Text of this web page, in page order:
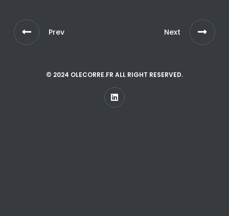
Prev Next
© 2024 OLECORRE.FR ALL RIGHT RESERVED.